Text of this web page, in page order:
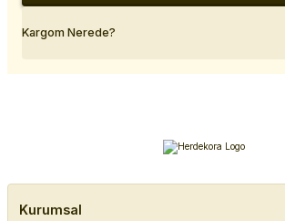
Kargom Nerede?
Kurumsal